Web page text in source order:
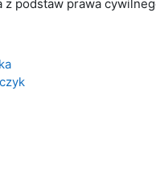
z podstaw prawa